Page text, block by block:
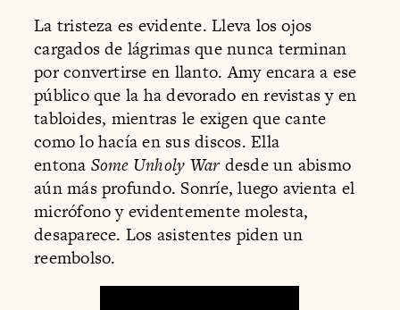
La tristeza es evidente. Lleva los ojos
cargados de lágrimas que nunca terminan
por convertirse en llanto. Amy encara a ese
público que la ha devorado en revistas y en
tabloides, mientras le exigen que cante
como lo hacía en sus discos. Ella
entona Some Unholy Wardesde un abismo
aún más profundo. Sonríe, luego avienta el
micrófono y evidentemente molesta,
desaparece. Los asistentes piden un
reembolso.